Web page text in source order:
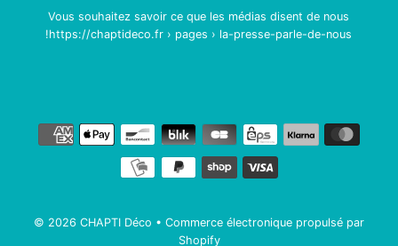
Vous souhaitez savoir ce que les médias disent de nous
!https://chaptideco.fr › pages › la-presse-parle-de-nous
© 2026 CHAPTI Déco • Commerce électronique propulsé par
Shopify